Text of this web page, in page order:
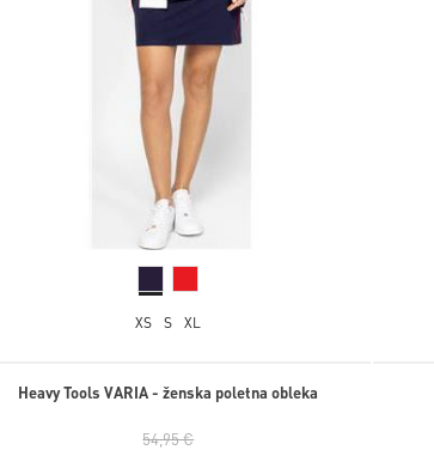
XS S XL
Heavy Tools VARIA - ženska poletna obleka
54,95 €